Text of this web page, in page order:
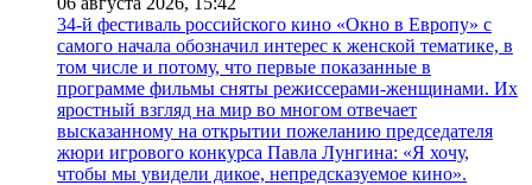
34-й фестиваль российского кино «Окно в Европу» с
самого начала обозначил интерес к женской тематике, в
том числе и потому, что первые показанные в
программе фильмы сняты режиссерами-женщинами. Их
яростный взгляд на мир во многом отвечает
высказанному на открытии пожеланию председателя
жюри игрового конкурса Павла Лунгина: «Я хочу,
чтобы мы увидели дикое, непредсказуемое кино».